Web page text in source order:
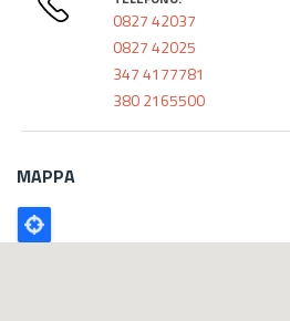
0827 42037
0827 42025
347 4177781
380 2165500
MAPPA
Poligono
GEO